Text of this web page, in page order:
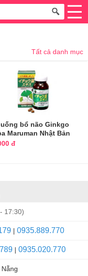
Tất cả danh mục
bổ não Ginkgo
Maruman Nhật Bản
đ
17:30)
| 0935.889.770
| 0935.020.770